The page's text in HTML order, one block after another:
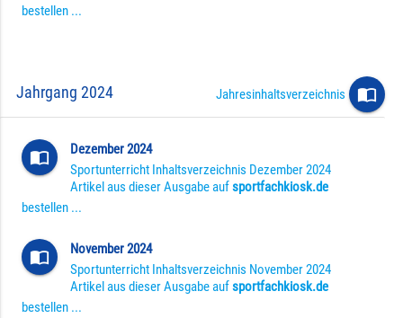
bestellen ...
Jahrgang 2024 Jahresinhaltsverzeichnis import_contacts
import_contacts
Dezember 2024
Sportunterricht Inhaltsverzeichnis Dezember 2024
Artikel aus dieser Ausgabe aufsportfachkiosk.de
bestellen ...
import_contacts
November 2024
Sportunterricht Inhaltsverzeichnis November 2024
Artikel aus dieser Ausgabe aufsportfachkiosk.de
bestellen ...